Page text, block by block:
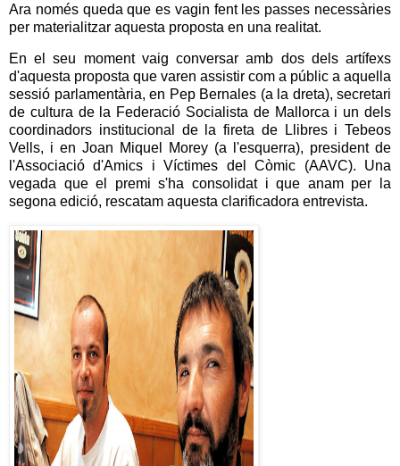
Ara només queda que es vagin fent les passes necessàries
per materialitzar aquesta proposta en una realitat.
En el seu moment vaig conversar amb dos dels artífexs
d'aquesta proposta que varen assistir com a públic a aquella
sessió parlamentària, en Pep Bernales (a la dreta), secretari
de cultura de la Federació Socialista de Mallorca i un dels
coordinadors institucional de la fireta de Llibres i Tebeos
Vells, i en Joan Miquel Morey (a l'esquerra), president de
l'Associació d'Amics i Víctimes del Còmic (AAVC). Una
vegada que el premi s'ha consolidat i que anam per la
segona edició, rescatam aquesta clarificadora entrevista.